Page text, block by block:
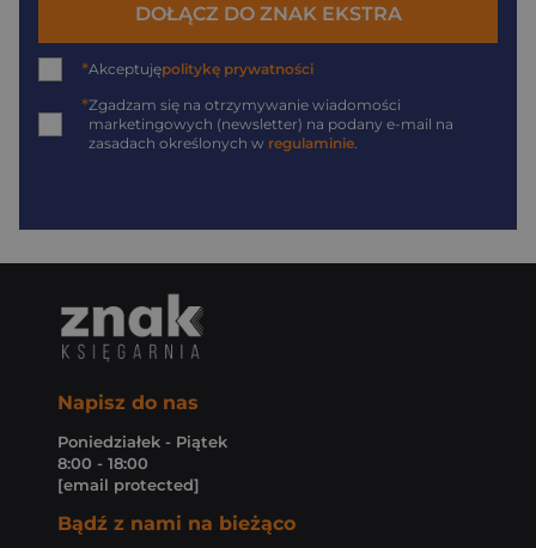
DOŁĄCZ DO ZNAK EKSTRA
*Akceptujępolitykę prywatności
*Zgadzam się na otrzymywanie wiadomości
marketingowych (newsletter) na podany e-mail na
zasadach określonych w regulaminie
Napisz do nas
Poniedziałek - Piątek
8:00 - 18:00
[email protected]
Bądź z nami na bieżąco